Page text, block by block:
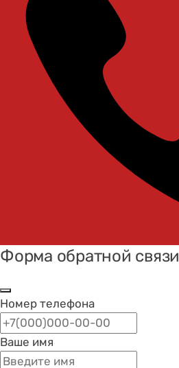
Форма обратной связи
Номер телефона
Ваше имя